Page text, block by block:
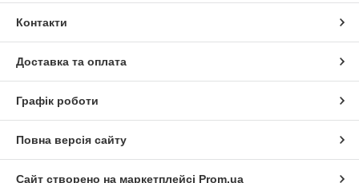
Контакти
Доставка та оплата
Графік роботи
Повна версія сайту
Сайт створено на маркетплейсі Prom.ua